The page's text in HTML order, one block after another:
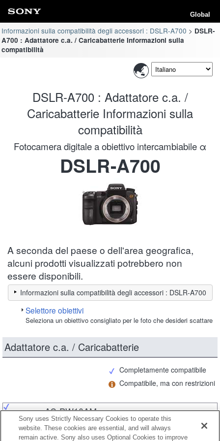
Global
Informazioni sulla compatibilità degli accessori : DSLR-A700
DSLR-
A700 : Adattatore c.a. / Caricabatterie Informazioni sulla
compatibilità
DSLR-A700 : Adattatore c.a. /
Caricabatterie Informazioni sulla
compatibilità
Fotocamera digitale a obiettivo intercambiabile α
DSLR-A700
A seconda del paese o dell'area geografica,
alcuni prodotti visualizzati potrebbero non
essere disponibili.
Informazioni sulla compatibilità degli accessori : DSLR-A700
Selettore obiettivi
Seleziona un obiettivo consigliato per le foto che desideri scattare
Adattatore c.a. / Caricabatterie
Completamente compatibile
Compatibile, ma con restrizioni
AC-PW10AM
Sony uses Strictly Necessary Cookies to operate this
website. These cookies are essential, and will always
remain active. Sony also uses Optional Cookies to improve